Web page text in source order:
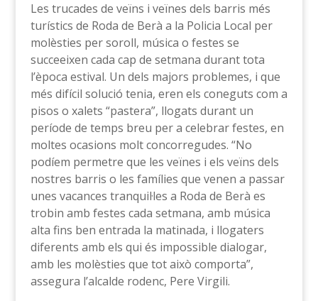
Les trucades de veïns i veïnes dels barris més
turístics de Roda de Berà a la Policia Local per
molèsties per soroll, música o festes se
succeeixen cada cap de setmana durant tota
l’època estival. Un dels majors problemes, i que
més difícil solució tenia, eren els coneguts com a
pisos o xalets “pastera”, llogats durant un
període de temps breu per a celebrar festes, en
moltes ocasions molt concorregudes. “No
podíem permetre que les veïnes i els veïns dels
nostres barris o les famílies que venen a passar
unes vacances tranquil·les a Roda de Berà es
trobin amb festes cada setmana, amb música
alta fins ben entrada la matinada, i llogaters
diferents amb els qui és impossible dialogar,
amb les molèsties que tot això comporta”,
assegura l’alcalde rodenc, Pere Virgili.